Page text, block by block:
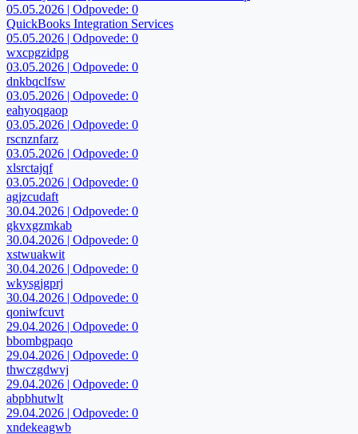
05.05.2026 | Odpovede: 0
QuickBooks Integration Services
05.05.2026 | Odpovede: 0
wxcpgzidpg
03.05.2026 | Odpovede: 0
dnkbqclfsw
03.05.2026 | Odpovede: 0
eahyoqgaop
03.05.2026 | Odpovede: 0
rscnznfarz
03.05.2026 | Odpovede: 0
xlsrctajqf
03.05.2026 | Odpovede: 0
agjzcudaft
30.04.2026 | Odpovede: 0
gkvxgzmkab
30.04.2026 | Odpovede: 0
xstwuakwit
30.04.2026 | Odpovede: 0
wkysgjgprj
30.04.2026 | Odpovede: 0
qoniwfcuvt
29.04.2026 | Odpovede: 0
bbombgpaqo
29.04.2026 | Odpovede: 0
thwczgdwvj
29.04.2026 | Odpovede: 0
abpbhutwlt
29.04.2026 | Odpovede: 0
xndekeagwb